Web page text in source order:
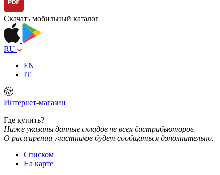
Скачать мобильный каталог
RU
EN
IT
Интернет-магазин
Где купить?
Ниже указаны данные складов не всех дистрибьюторов.
О расширении участников будет сообщаться дополнительно.
Списком
На карте